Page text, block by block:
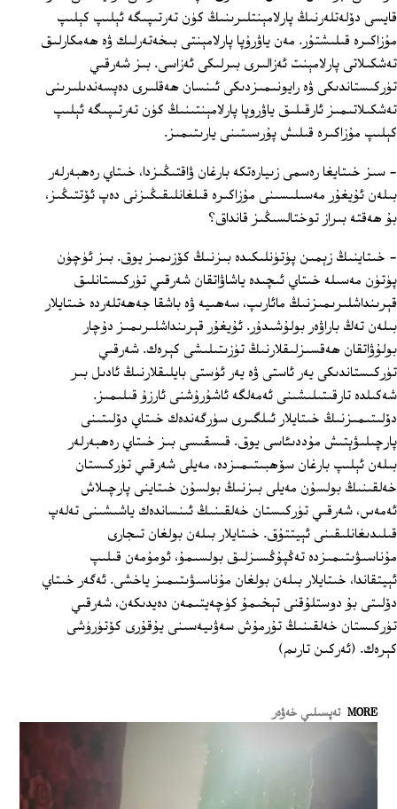
قايسى دۆلەتلەرنىڭ پارلامېنتلىرىنىڭ كۈن تەرتىپىگە ئېلىپ كېلىپ
مۇزاكىرە قىلىشتۇر. مەن ياۋرۇپا پارلامېنتى بىخەتەرلىك ۋە ھەمكارلىق
تەشكىلاتى پارلامېنت ئەزالىرى بىرلىكى ئەزاسى. بىز شەرقىي
تۈركىستاندىكى ۋە رايونىمىزدىكى ئىنسان ھەقلىرى دەپسەندىلىرىنى
تەشكىلاتىمىز ئارقىلىق ياۋروپا پارلامېنتىنىڭ كۈن تەرتىپىگە ئېلىپ
كېلىپ مۇزاكىرە قىلىش پۇرسىتىنى يارىتىمىز.
- سىز خىتايغا رەسمى زىيارەتكە بارغان ۋاقتىڭىزدا، خىتاي رەھبەرلەر
بىلەن ئۇيغۇر مەسىلىسىنى مۇزاكىرە قىلغانلىقىڭىزنى دەپ ئۆتتىڭىز،
بۇ ھەقتە بىراز توختالسىڭىز قانداق؟
- خىتاينىڭ زېمىن پۈتۈنلىكىدە بىزنىڭ كۆزىمىز يوق. بىز ئۈچۈن
پۈتۈن مەسىلە خىتاي ئىچىدە ياشاۋاتقان شەرقىي تۈركىستانلىق
قېرىنداشلىرىمىزنىڭ مائارىپ، سەھىيە ۋە باشقا جەھەتلەردە خىتايلار
بىلەن تەڭ باراۋەر بولۇشىدۇر. ئۇيغۇر قېرىنداشلىرىمىز دۇچار
بولۇۋاتقان ھەقسىزلىقلارنىڭ تۈزىتىلىشى كېرەك. شەرقىي
تۈركىستاندىكى يەر ئاستى ۋە يەر ئۈستى بايلىقلارنىڭ ئادىل بىر
شەكىلدە تارقىتىلىشىنى ئەمەلگە ئاشۇرۇشنى ئارزۇ قىلىمىز.
دۆلىتىمىزنىڭ خىتايلار ئىلگىرى سۈرگەندەك خىتاي دۆلىتىنى
پارچىلىۋېتىش مۇددىئاسى يوق. قىسقىسى بىز خىتاي رەھبەرلەر
بىلەن ئېلىپ بارغان سۆھبىتىمىزدە، مەيلى شەرقىي تۈركىستان
خەلقىنىڭ بولسۇن مەيلى بىزنىڭ بولسۇن خىتاينى پارچىلاش
ئەمەس، شەرقىي تۈركىستان خەلقىنىڭ ئىنساندەك ياشىشىنى تەلەپ
قىلىدىغانلىقىنى ئېيتتۇق. خىتايلار بىلەن بولغان تىجارى
مۇناسىۋىتىمىزدە تەڭپۇڭسىزلىق بولسىمۇ، ئومۇمەن قىلىپ
ئېيتقاندا، خىتايلار بىلەن بولغان مۇناسىۋىتىمىز ياخشى. ئەگەر خىتاي
دۆلىتى بۇ دوستلۇقنى تېخىمۇ كۈچەيتىمەن دەيدىكەن، شەرقىي
تۈركىستان خەلقىنىڭ تۇرمۇش سەۋىيەسىنى يۇقۇرى كۆتۈرۈشى
كېرەك. (ئەركىن تارىم)
MORE تەپسىلىي خەۋەر